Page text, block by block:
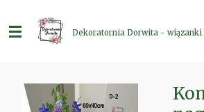
do
głównej
Dekoratornia Dorwita -